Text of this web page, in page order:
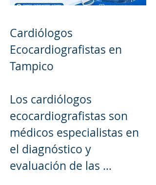
Cardiólogos
Ecocardiografistas en
Tampico
Los cardiólogos
ecocardiografistas son
médicos especialistas en
el diagnóstico y
evaluación de las